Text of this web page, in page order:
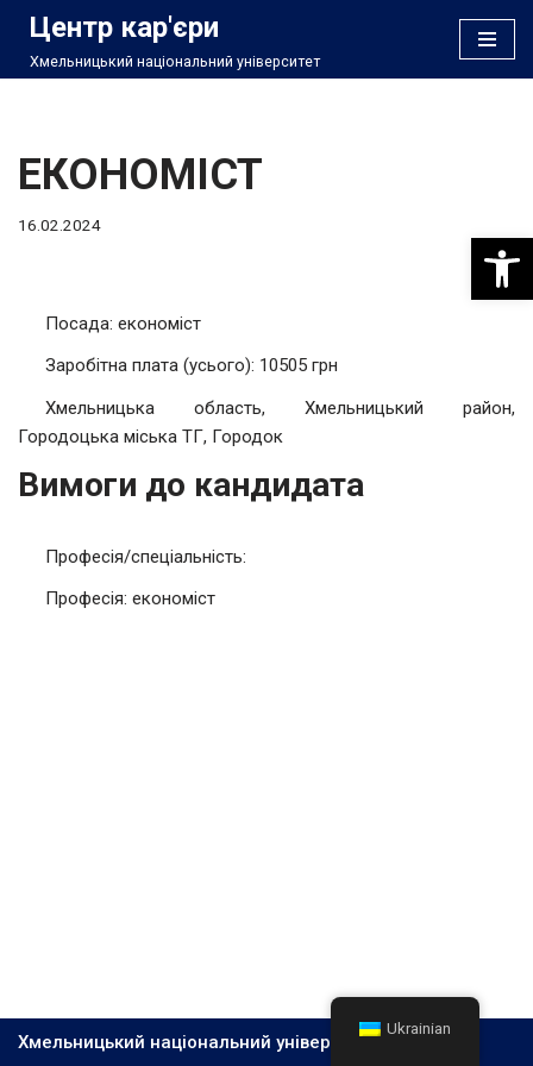
Перейти
Центр кар'єри
Хмельницький національний університет
ЕКОНОМІСТ
16.02.2024
Посада: економіст
Заробітна плата (усього): 10505 грн
Хмельницька область, Хмельницький район,
Городоцька міська ТГ, Городок
Вимоги до кандидата
Професія/спеціальність:
Професія: економіст
Хмельницький національний університет, 2026
Ukrainian